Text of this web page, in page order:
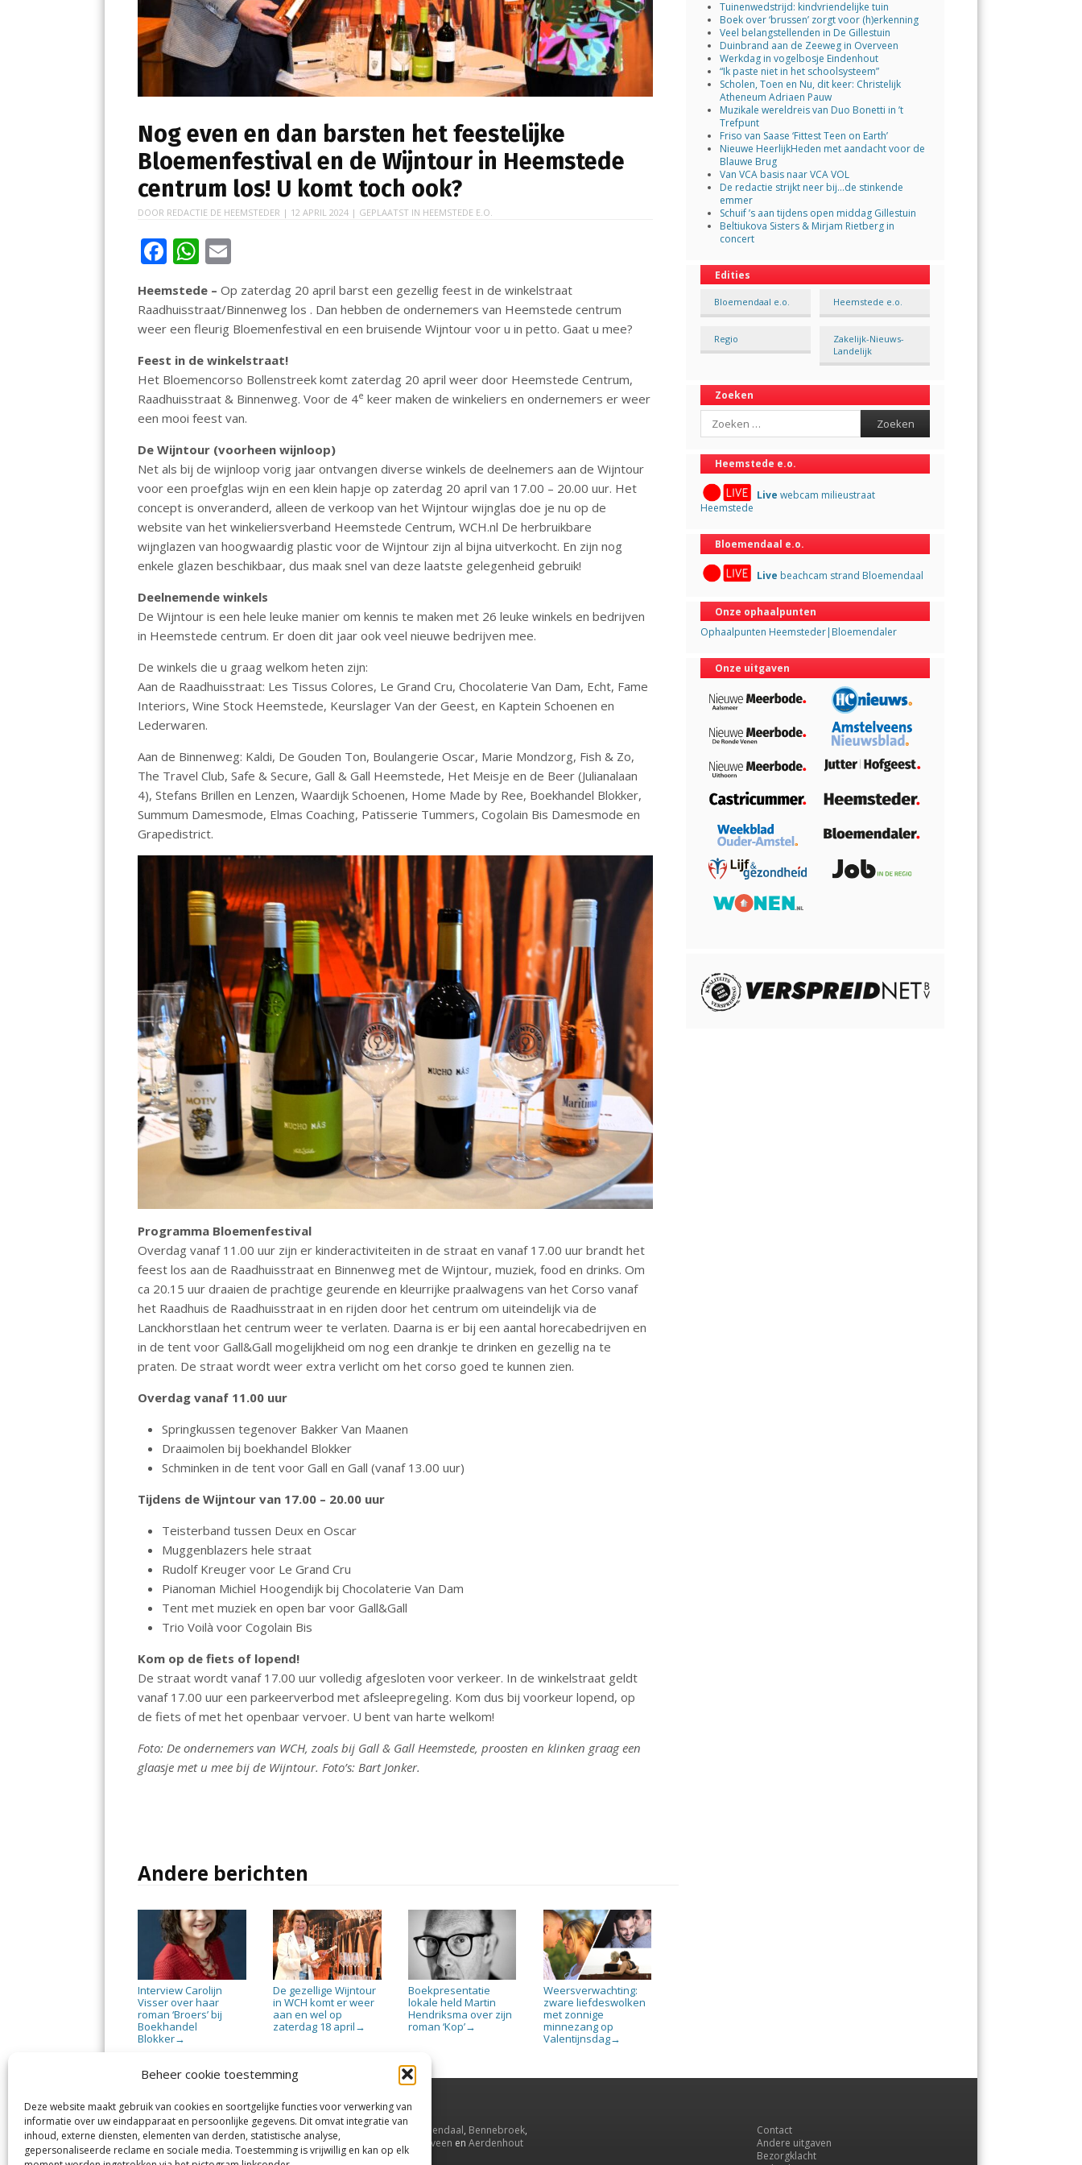
Beheer cookie toestemming
Deze website maakt gebruik van cookies en soortgelijke functies voor verwerking van
informatie over uw eindapparaat en persoonlijke gegevens. Dit omvat integratie van
inhoud, externe diensten, elementen van derden, statistische analyse,
gepersonaliseerde reclame en sociale media. Toestemming is vrijwillig en kan op elk
Nog even en dan barsten het feestelijke
Bloemenfestival en de Wijntour in Heemstede
centrum los! U komt toch ook?
DOOR REDACTIE DE HEEMSTEDER | 12 APRIL 2024 | GEPLAATST IN HEEMSTEDE E.O.
F
e
b
o
o
k
W
at
s
A
p
p
ai
l
Heemstede –Op zaterdag 20 april barst een gezellig feest in de winkelstraat
Raadhuisstraat/Binnenweg los . Dan hebben de ondernemers van Heemstede centrum
weer een fleurig Bloemenfestival en een bruisende Wijntour voor u in petto. Gaat u mee?
Feest in de winkelstraat!
Het Bloemencorso Bollenstreek komt zaterdag 20 april weer door Heemstede Centrum,
Raadhuisstraat & Binnenweg. Voor de 4e keer maken de winkeliers en ondernemers er weer
een mooi feest van.
De Wijntour (voorheen wijnloop)
Net als bij de wijnloop vorig jaar ontvangen diverse winkels de deelnemers aan de Wijntour
voor een proefglas wijn en een klein hapje op zaterdag 20 april van 17.00 – 20.00 uur. Het
concept is onveranderd, alleen de verkoop van het Wijntour wijnglas doe je nu op de
website van het winkeliersverband Heemstede Centrum, WCH.nl De herbruikbare
wijnglazen van hoogwaardig plastic voor de Wijntour zijn al bijna uitverkocht. En zijn nog
enkele glazen beschikbaar, dus maak snel van deze laatste gelegenheid gebruik!
Deelnemende winkels
De Wijntour is een hele leuke manier om kennis te maken met 26 leuke winkels en bedrijven
in Heemstede centrum. Er doen dit jaar ook veel nieuwe bedrijven mee.
De winkels die u graag welkom heten zijn:
Aan de Raadhuisstraat: Les Tissus Colores, Le Grand Cru, Chocolaterie Van Dam, Echt, Fame
Interiors, Wine Stock Heemstede, Keurslager Van der Geest, en Kaptein Schoenen en
Lederwaren.
Aan de Binnenweg: Kaldi, De Gouden Ton, Boulangerie Oscar, Marie Mondzorg, Fish & Zo,
The Travel Club, Safe & Secure, Gall & Gall Heemstede, Het Meisje en de Beer (Julianalaan
4), Stefans Brillen en Lenzen, Waardijk Schoenen, Home Made by Ree, Boekhandel Blokker,
Summum Damesmode, Elmas Coaching, Patisserie Tummers, Cogolain Bis Damesmode en
Grapedistrict.
Programma Bloemenfestival
Overdag vanaf 11.00 uur zijn er kinderactiviteiten in de straat en vanaf 17.00 uur brandt het
feest los aan de Raadhuisstraat en Binnenweg met de Wijntour, muziek, food en drinks. Om
ca 20.15 uur draaien de prachtige geurende en kleurrijke praalwagens van het Corso vanaf
het Raadhuis de Raadhuisstraat in en rijden door het centrum om uiteindelijk via de
Lanckhorstlaan het centrum weer te verlaten. Daarna is er bij een aantal horecabedrijven en
in de tent voor Gall&Gall mogelijkheid om nog een drankje te drinken en gezellig na te
praten. De straat wordt weer extra verlicht om het corso goed te kunnen zien.
Overdag vanaf 11.00 uur
Springkussen tegenover Bakker Van Maanen
Draaimolen bij boekhandel Blokker
Schminken in de tent voor Gall en Gall (vanaf 13.00 uur)
Tijdens de Wijntour van 17.00 – 20.00 uur
Teisterband tussen Deux en Oscar
Muggenblazers hele straat
Rudolf Kreuger voor Le Grand Cru
Pianoman Michiel Hoogendijk bij Chocolaterie Van Dam
Tent met muziek en open bar voor Gall&Gall
Trio Voilà voor Cogolain Bis
Kom op de fiets of lopend!
De straat wordt vanaf 17.00 uur volledig afgesloten voor verkeer. In de winkelstraat geldt
vanaf 17.00 uur een parkeerverbod met afsleepregeling. Kom dus bij voorkeur lopend, op
de fiets of met het openbaar vervoer. U bent van harte welkom!
Foto: De ondernemers van WCH, zoals bij Gall & Gall Heemstede, proosten en klinken graag een
glaasje met u mee bij de Wijntour. Foto’s: Bart Jonker.
Andere berichten
Interview Carolijn
Visser over haar
roman ‘Broers’ bij
Boekhandel
Blokker→
De gezellige Wijntour
in WCH komt er weer
aan en wel op
zaterdag 18 april →
Boekpresentatie
lokale held Martin
Hendriksma over zijn
roman ‘Kop’→
Weersverwachting:
zware liefdeswolken
met zonnige
minnezang op
Valentijnsdag→
Tuinenwedstrijd: kindvriendelijke tuin
Boek over ‘brussen’ zorgt voor (h)erkenning
Veel belangstellenden in De Gillestuin
Duinbrand aan de Zeeweg in Overveen
Werkdag in vogelbosje Eindenhout
“Ik paste niet in het schoolsysteem”
Scholen, Toen en Nu, dit keer: Christelijk
Atheneum Adriaen Pauw
Muzikale wereldreis van Duo Bonetti in ’t
Trefpunt
Friso van Saase ‘Fittest Teen on Earth’
Nieuwe HeerlijkHeden met aandacht voor de
Blauwe Brug
Van VCA basis naar VCA VOL
De redactie strijkt neer bij…de stinkende
emmer
Schuif ’s aan tijdens open middag Gillestuin
Beltiukova Sisters & Mirjam Rietberg in
concert
Edities
Bloemendaal e.o. Heemstede e.o.
Regio
Zakelijk-Nieuws-
Landelijk
Zoeken
Search
Heemstede e.o.
Live webcam milieustraat
Heemstede
Bloemendaal e.o.
Live beachcam strand Bloemendaal
Onze ophaalpunten
Ophaalpunten Heemsteder|Bloemendaler
Onze uitgaven
Heemsteder | Bloemendaler
Margadantstraat 34
1976 DN IJmuiden
Heemstede Bloemendaal, Bennebroek,
Vogelenzang, Overveen en Aerdenhout
Contact
Andere uitgaven
Bezorgklacht